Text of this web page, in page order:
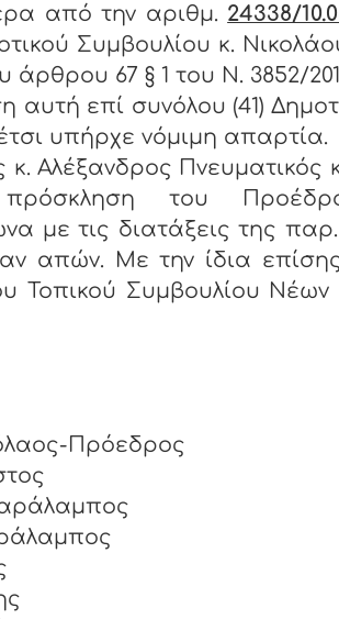
από την αριθμ. 24338/
Συμβουλίου κ.
άρθρου 67 § 1 του Ν. 3852/
αυτή επί συνόλου (41)
υπήρχε νόμιμη απαρτία.
Πνευματικός
του
με τις διατάξεις της
απών. Με την ίδια
Τοπικού Συμβουλίου
Πρόεδρος
Χαράλαμπος